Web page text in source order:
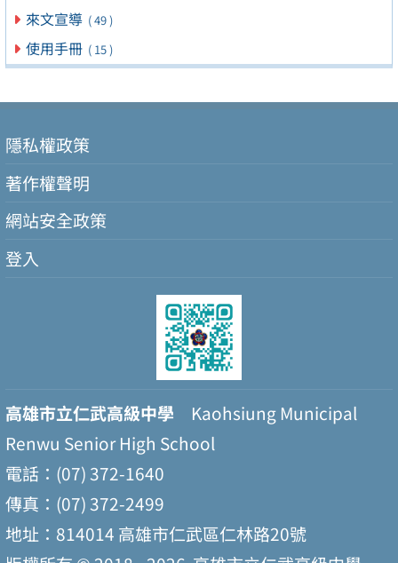
來文宣導 ( 49 )
使用手冊 ( 15 )
隱私權政策
著作權聲明
網站安全政策
登入
高雄市立仁武高級中學 Kaohsiung Municipal
Renwu Senior High School
電話：(07) 372-1640
傳真：(07) 372-2499
地址：814014 高雄市仁武區仁林路20號